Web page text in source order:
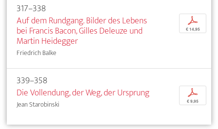
317–338
Auf dem Rundgang. Bilder des Lebens
bei Francis Bacon, Gilles Deleuze und
Martin Heidegger
Friedrich Balke
p
€ 14,95
339–358
Die Vollendung, der Weg, der Ursprung
Jean Starobinski
p
€ 9,95